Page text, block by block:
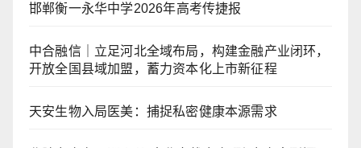
邯郸衡一永华中学2026年高考传捷报
中合融信｜立足河北全域布局，构建金融产业闭环，
开放全国县域加盟，蓄力资本化上市新征程
天安生物入局医美：捕捉私密健康本源需求